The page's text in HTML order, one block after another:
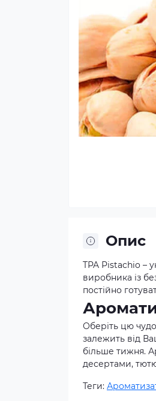
Опис
TPA Pistachio –
виробника із
постійно
Оберіть цю
залежить від
більше тижня.
десертами,
Теги: